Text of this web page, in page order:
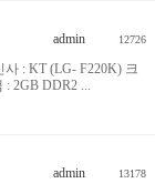
admin
12726
사 : KT (LG- F220K) 크
: 2GB DDR2 ...
admin
13178